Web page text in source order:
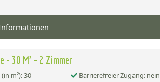
- 30 M² - 2 Zimmer
m²): 30
Barrierefreier Zugang: nein